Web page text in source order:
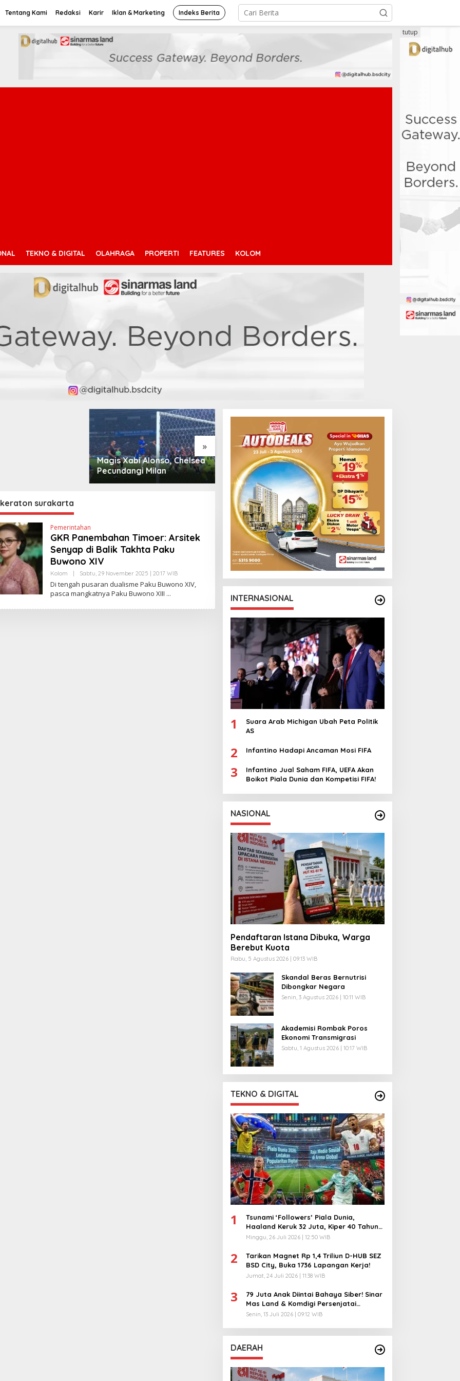
Tentang Kami Redaksi Karir Iklan & Marketing Indeks Berita
TEKNO & DIGITAL OLAHRAGA PROPERTI FEATURES KOLOM
tutup
»
Atletico Madrid Incar
Cristian Romero
Chelsea Datangi Jakarta
Demi AC Milan
Sabalenka Tersingkir Dini di
Canadian Open
surakarta
Pemerintahan
GKR Panembahan Timoer: Arsitek
Senyap di Balik Takhta Paku
Buwono XIV
Kolom | Sabtu, 29 November 2025 | 20:17 WIBO
E
D
Di tengah pusaran dualisme Paku Buwono XIV,
pasca mangkatnya Paku Buwono XIII
INTERNASIONAL
1
Suara Arab Michigan Ubah Peta Politik
AS
2 Infantino Hadapi Ancaman Mosi FIFA
3
Infantino Jual Saham FIFA, UEFA Akan
Boikot Piala Dunia dan Kompetisi FIFA!
NASIONAL
Pendaftaran Istana Dibuka, Warga
Berebut Kuota
Rabu, 5 Agustus 2026 | 09:13 WIB
Skandal Beras Bernutrisi
Dibongkar Negara
Senin, 3 Agustus 2026 | 10:11 WIB
Akademisi Rombak Poros
Ekonomi Transmigrasi
Sabtu, 1 Agustus 2026 | 10:17 WIB
TEKNO & DIGITAL
1
Tsunami ‘Followers’ Piala Dunia,
Haaland Keruk 32 Juta, Kiper 40 Tahun
Bikin Geger!
Minggu, 26 Juli 2026 | 12:50 WIB
2
Tarikan Magnet Rp 1,4 Triliun D-HUB SEZ
BSD City, Buka 1736 Lapangan Kerja!
Jumat, 24 Juli 2026 | 11:38 WIB
3
79 Juta Anak Diintai Bahaya Siber! Sinar
Mas Land & Komdigi Persenjatai
Ratusan Guru!
Senin, 13 Juli 2026 | 09:12 WIB
DAERAH